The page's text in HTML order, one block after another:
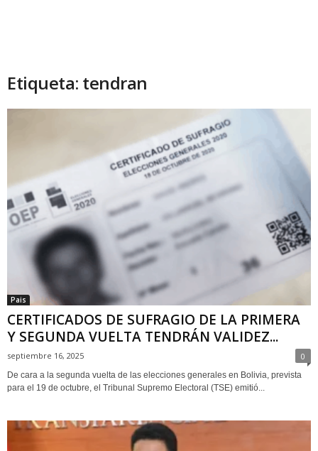
Etiqueta: tendran
Pais
CERTIFICADOS DE SUFRAGIO DE LA PRIMERA
Y SEGUNDA VUELTA TENDRÁN VALIDEZ...
septiembre 16, 2025 0
De cara a la segunda vuelta de las elecciones generales en Bolivia, prevista
para el 19 de octubre, el Tribunal Supremo Electoral (TSE) emitió...